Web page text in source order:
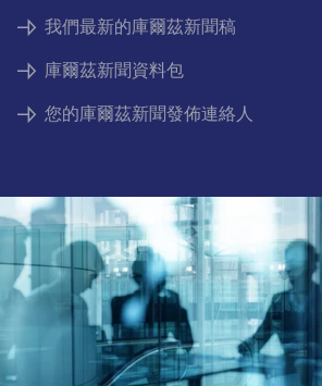
我們最新的庫爾茲新聞稿
庫爾茲新聞資料包
您的庫爾茲新聞發佈連絡人